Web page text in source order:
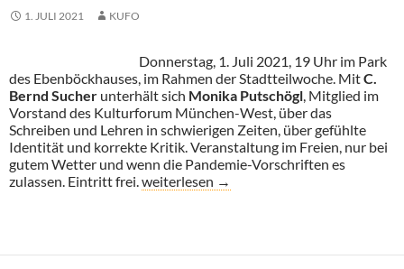
1. JULI 2021 KUFO
Donnerstag, 1. Juli 2021, 19 Uhr im Park
des Ebenböckhauses, im Rahmen der Stadtteilwoche. MitC.
Bernd Sucher unterhält sich Monika Putschögl, Mitglied im
Vorstand des Kulturforum München-West, über das
Schreiben und Lehren in schwierigen Zeiten, über gefühlte
Identität und korrekte Kritik. Veranstaltung im Freien, nur bei
gutem Wetter und wenn die Pandemie-Vorschriften es
zulassen. Eintritt frei.C. Bernd Sucher im Gespräch
weiterlesen →